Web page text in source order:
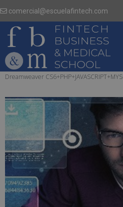
comercial@escuelafintech.com
Inicio/ Informática y Nuevas Tecnologías
Dreamweaver